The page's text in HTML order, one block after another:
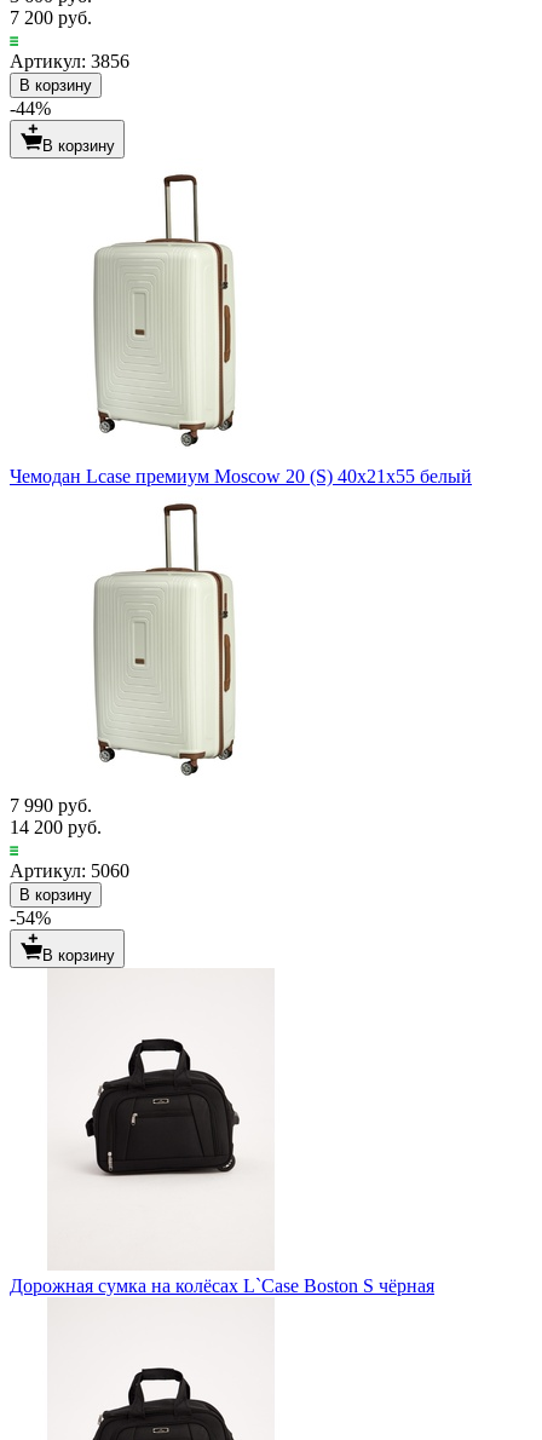
7 200 руб.
Артикул: 3856
В корзину
-44%
В корзину
Чемодан Lcase премиум Moscow 20 (S) 40х21х55 белый
7 990 руб.
14 200 руб.
Артикул: 5060
В корзину
-54%
В корзину
Дорожная сумка на колёсах L`Case Boston S чёрная